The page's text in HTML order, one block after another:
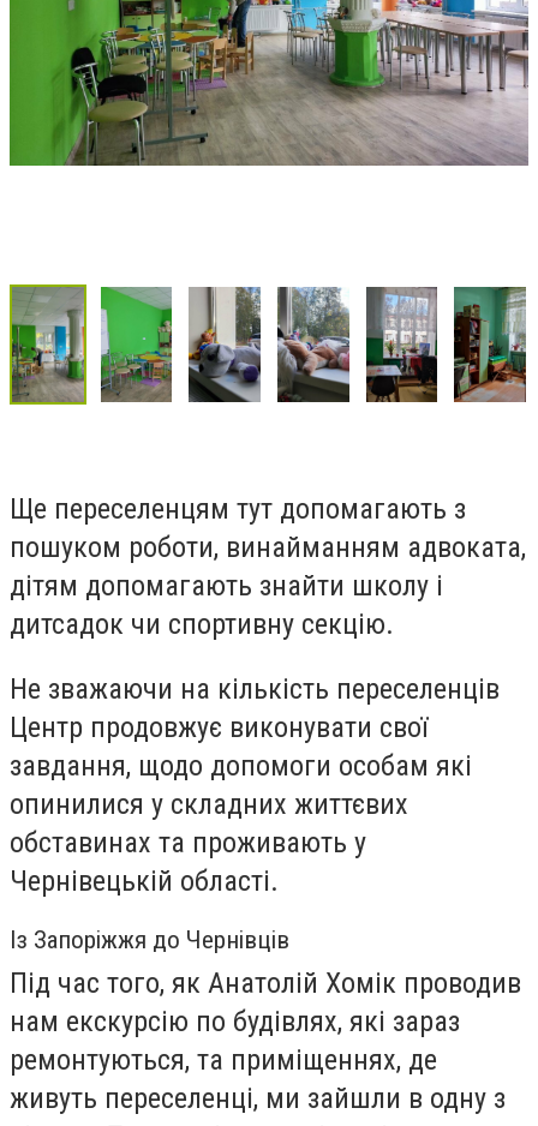
Ще переселенцям тут допомагають з
пошуком роботи, винайманням адвоката,
дітям допомагають знайти школу і
дитсадок чи спортивну секцію.
Не зважаючи на кількість переселенців
Центр продовжує виконувати свої
завдання, щодо допомоги особам які
опинилися у складних життєвих
обставинах та проживають у
Чернівецькій області.
Із Запоріжжя до Чернівців
Під час того, як Анатолій Хомік проводив
нам екскурсію по будівлях, які зараз
ремонтуються, та приміщеннях, де
живуть переселенці, ми зайшли в одну з